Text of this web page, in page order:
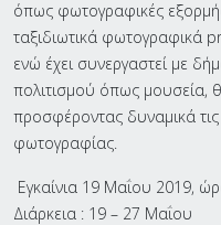
όπως φωτογραφικές
ταξιδιωτικά φωτογραφικά
ενώ έχει συνεργαστεί με
πολιτισμού όπως μουσεία,
προσφέροντας δυναμικά
φωτογραφίας.
Εγκαίνια 19 Μαΐου 2019,
Διάρκεια : 19 – 27 Μαΐου